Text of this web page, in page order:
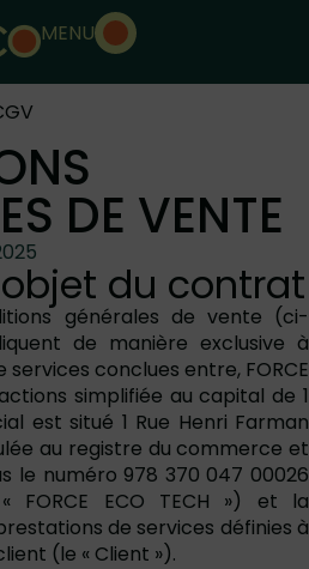
MENU
DE VENTE
objet du contrat
générales de vente (ci-
de manière exclusive à
conclues entre, FORCE
simplifiée au capital de 1
est situé 1 Rue Henri Farman
au registre du commerce et
le numéro 978 370 047 00026
FORCE ECO TECH ») et la
de services définies à
(le « Client »).